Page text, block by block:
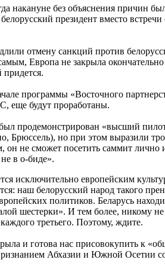
накануне без объяснения причин
президент вместо
отмену санкций против
Европа не закрыла
придется.
программы «Восточного
еще будут проработаны.
продемонстрирован «высший
Брюссель), но при этом выразили
не сможет посетить саммит лично
в о-биде».
исключительно европейским
наш белорусский народ такого
политиков. Беларусь
шестерки». И тем более, никому
третьего. Поэтому, ждите.
и готова нас присовокупить к
Абхазии и Южной Осетии